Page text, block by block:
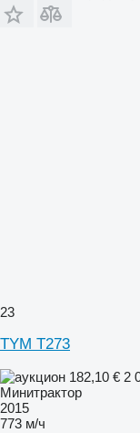
23
TYM T273
182,10 € 2
Минитрактор
2015
773 м/ч